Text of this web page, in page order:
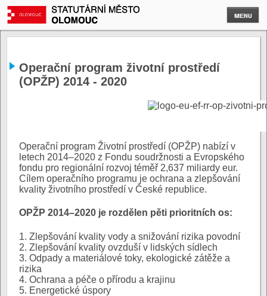
Operační program životní prostředí
(OPŽP) 2014 - 2020
Operační program Životní prostředí (OPŽP) nabízí v
letech 2014–2020 z Fondu soudržnosti a Evropského
fondu pro regionální rozvoj téměř 2,637 miliardy eur.
Cílem operačního programu je ochrana a zlepšování
kvality životního prostředí v České republice.
OPŽP 2014–2020 je rozdělen pěti prioritních os:
1. Zlepšování kvality vody a snižování rizika povodní
2. Zlepšování kvality ovzduší v lidských sídlech
3. Odpady a materiálové toky, ekologické zátěže a
rizika
4. Ochrana a péče o přírodu a krajinu
5. Energetické úspory